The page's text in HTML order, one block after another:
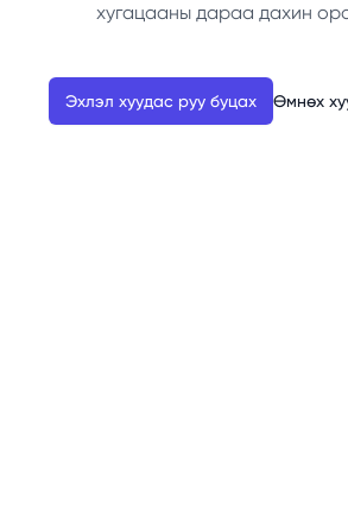
хугацааны дараа дахин
Эхлэл хуудас руу буцах Өмнөх